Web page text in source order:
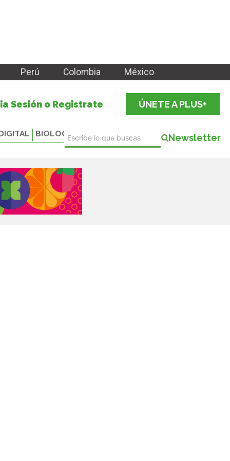
Perú Colombia México
Sesión o Registrate ÚNETE A PLUS+
BIOLOGICALS Newsletter